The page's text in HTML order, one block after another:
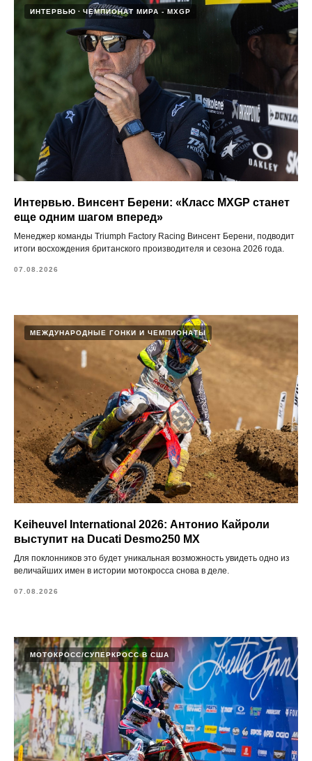
ИНТЕРВЬЮ ЧЕМПИОНАТ МИРА - MXGP
Интервью. Винсент Берени: «Класс MXGP станет
еще одним шагом вперед»
Менеджер команды Triumph Factory Racing Винсент Берени, подводит
итоги восхождения британского производителя и сезона 2026 года.
07.08.2026
МЕЖДУНАРОДНЫЕ ГОНКИ И ЧЕМПИОНАТЫ
Keiheuvel International 2026: Антонио Кайроли
выступит на Ducati Desmo250 MX
Для поклонников это будет уникальная возможность увидеть одно из
величайших имен в истории мотокросса снова в деле.
07.08.2026
МОТОКРОСС/СУПЕРКРОСС В США